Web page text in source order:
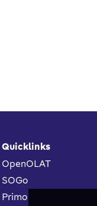
Quicklinks
OpenOLAT
SOGo
Primo